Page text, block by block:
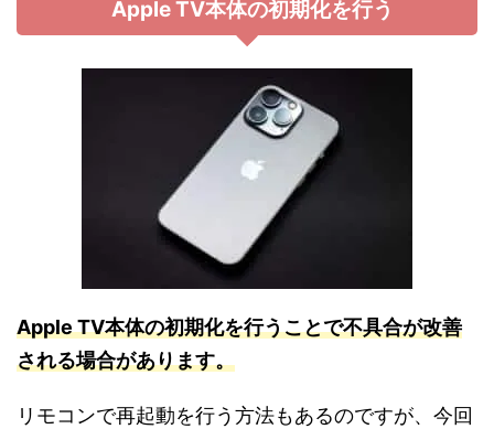
Apple TV本体の初期化を行う
Apple TV本体の初期化を行うことで不具合が改善
される場合があります。
リモコンで再起動を行う方法もあるのですが、今回